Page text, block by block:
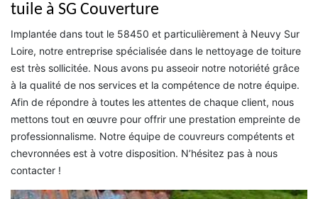
tuile à SG Couverture
Implantée dans tout le 58450 et particulièrement à Neuvy Sur
Loire, notre entreprise spécialisée dans le nettoyage de toiture
est très sollicitée. Nous avons pu asseoir notre notoriété grâce
à la qualité de nos services et la compétence de notre équipe.
Afin de répondre à toutes les attentes de chaque client, nous
mettons tout en œuvre pour offrir une prestation empreinte de
professionnalisme. Notre équipe de couvreurs compétents et
chevronnées est à votre disposition. N’hésitez pas à nous
contacter !